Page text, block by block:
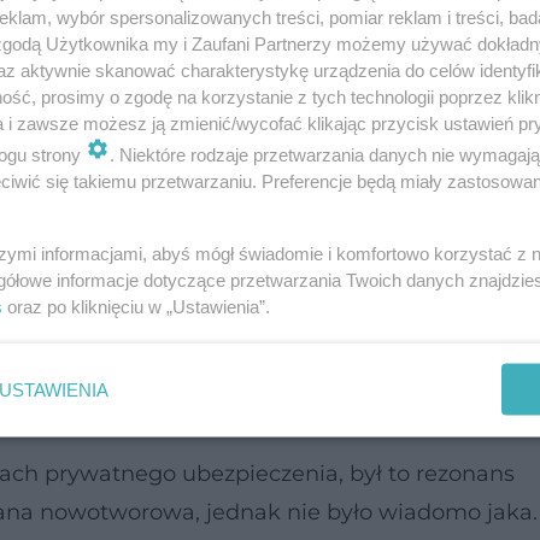
do urologa
płuc zmarła moja mama, która była aktywnym
i prowadziła zdrowy tryb życia. Zmarła 21
minął nawet miesiąc.
celu ustalenia, czy to na pewno zmiana
prywatnego ubezpieczenia, był to rezonans
nowotworowa, jednak nie było wiadomo jaka.
wybór spersonalizowanych treści, pomiar reklam i treści,
Użytkownika my i Zaufani Partnerzy możemy używać
aktywnie skanować charakterystykę urządzenia do celów
prosimy o zgodę na korzystanie z tych technologii poprzez
i zawsze możesz ją zmienić/wycofać klikając przycisk ustawień
strony
. Niektóre rodzaje przetwarzania danych nie
się takiemu przetwarzaniu. Preferencje będą miały
informacjami, abyś mógł świadomie i komfortowo korzystać z
informacje dotyczące przetwarzania Twoich danych
oraz po kliknięciu w „Ustawienia”.
USTAWIENIA